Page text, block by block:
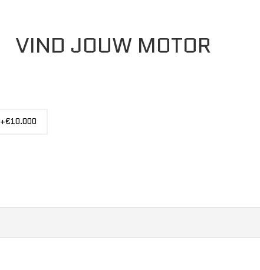
VIND JOUW MOTOR
+€10.000